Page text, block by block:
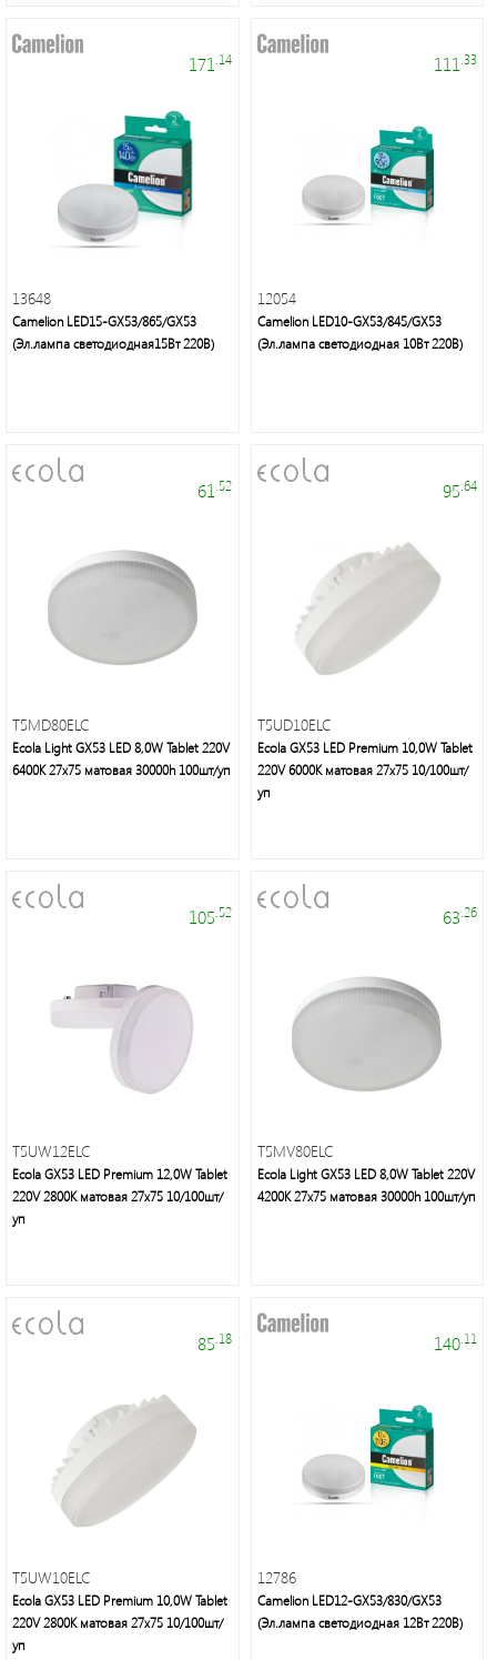
Торговые
гирлянды
Люстры,
освещение
Электроустановочные
изделия
декоративное
освещение
Это
171 .14
13648
Camelion LED15-GX53/865/GX53
(Эл.лампа светодиодная15Вт 220В)
111 .33
12054
Camelion LED10-GX53/845/GX53
(Эл.лампа светодиодная 10Вт 220В)
61 .52
T5MD80ELC
Ecola Light GX53 LED 8,0W Tablet 220V
6400K 27x75 матовая 30000h 100шт/уп
95 .64
T5UD10ELC
Ecola GX53 LED Premium 10,0W Tablet
220V 6000K матовая 27x75 10/100шт/
уп
105 .52
T5UW12ELC
Ecola GX53 LED Premium 12,0W Tablet
220V 2800K матовая 27x75 10/100шт/
уп
63 .26
T5MV80ELC
Ecola Light GX53 LED 8,0W Tablet 220V
4200K 27x75 матовая 30000h 100шт/уп
85 .18
T5UW10ELC
Ecola GX53 LED Premium 10,0W Tablet
220V 2800K матовая 27x75 10/100шт/
уп
140.11
12786
Camelion LED12-GX53/830/GX53
(Эл.лампа светодиодная 12Вт 220В)